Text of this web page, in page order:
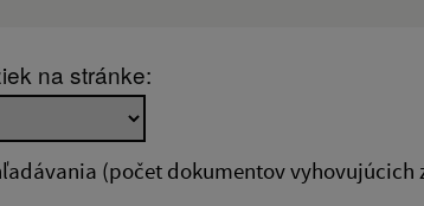
do:
na stránke:
(počet dokumentov vyhovujúcich